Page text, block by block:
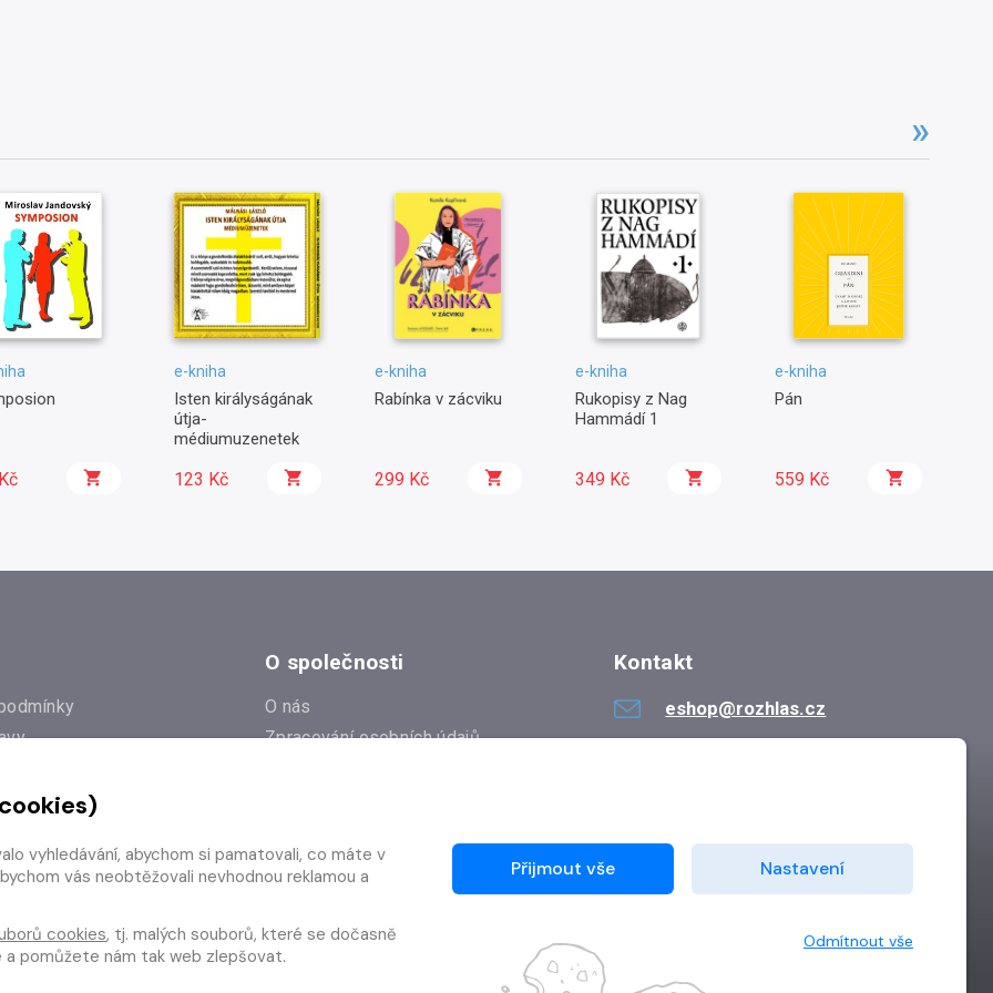
e-kniha
Isten királyságának
útja-
médiumuzenetek
123 Kč
e-kniha
Rabínka v zácviku
299 Kč
e-kniha
Rukopisy z Nag
Hammádí 1
349 Kč
e-kniha
Pán
559 Kč
od smlouvy
O společnosti
O nás
Zpracování osobních údajů
Kontakt
eshop@rozhlas.cz
vyhledávání, abychom si pamatovali, co máte v
vás neobtěžovali nevhodnou reklamou a
cookies, tj. malých souborů, které se dočasně
a pomůžete nám tak web zlepšovat.
Přijmout vše Nastavení
Odmítnout vše